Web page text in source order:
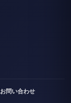
お問い合わせ